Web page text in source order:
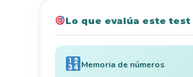
Lo que evalúa este test
Memoria de números